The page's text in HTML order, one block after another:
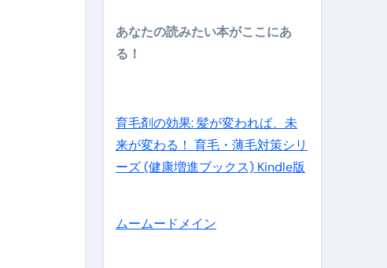
いとこの先さらに貧しくなります。【 竹花貴騎 切り抜き 会社員
あなたの読みたい本がここにあ
る！
育毛剤の効果: 髪が変われば、未
来が変わる！ 育毛・薄毛対策シリ
ーズ (健康増進ブックス) Kindle版
ムームードメイン